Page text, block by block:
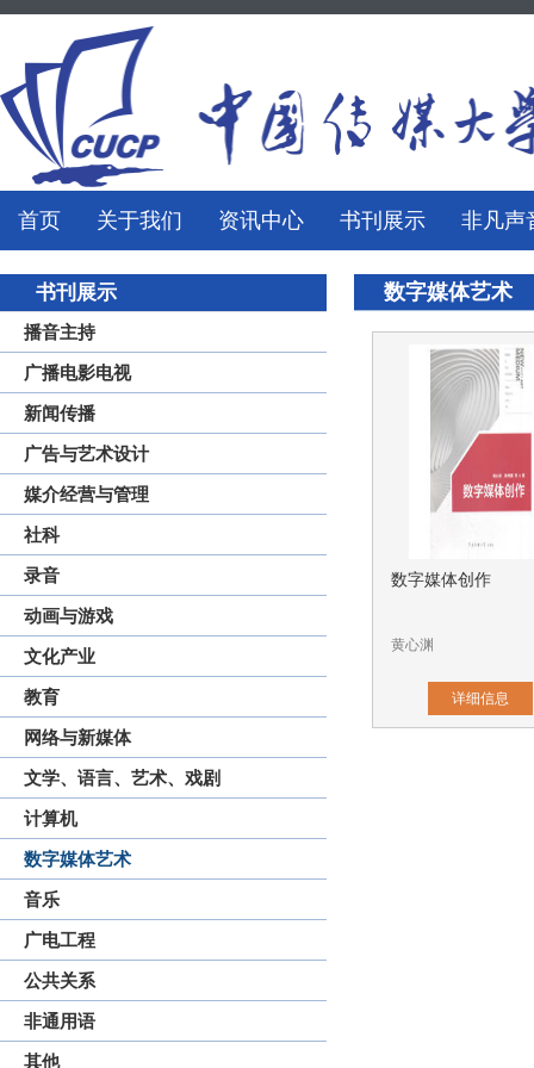
首页 关于我们 资讯中心 书刊展示 非凡声
书刊展示
播音主持
广播电影电视
新闻传播
广告与艺术设计
媒介经营与管理
社科
录音
动画与游戏
文化产业
教育
网络与新媒体
文学、语言、艺术、戏剧
计算机
数字媒体艺术
音乐
广电工程
公共关系
非通用语
其他
数字媒体艺术
数字媒体创作
黄心渊
详细信息